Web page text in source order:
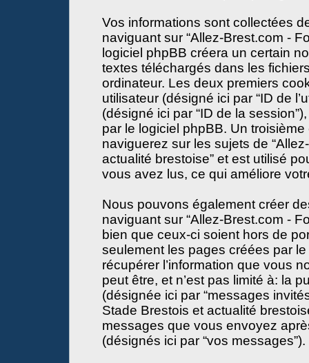
Vos informations sont collectées
naviguant sur “Allez-Brest.com -
logiciel phpBB créera un certain
textes téléchargés dans les
ordinateur. Les deux premiers
utilisateur (désigné ici par “ID de
(désigné ici par “ID de la
par le logiciel phpBB. Un
naviguerez sur les sujets de
actualité brestoise” et est utilisé
vous avez lus, ce qui améliore
Nous pouvons également créer
naviguant sur “Allez-Brest.com -
bien que ceux-ci soient hors de
seulement les pages créées par
récupérer l’information que vous
peut être, et n’est pas limité à: la
(désignée ici par “messages
Stade Brestois et actualité
messages que vous envoyez
(désignés ici par “vos messages”).